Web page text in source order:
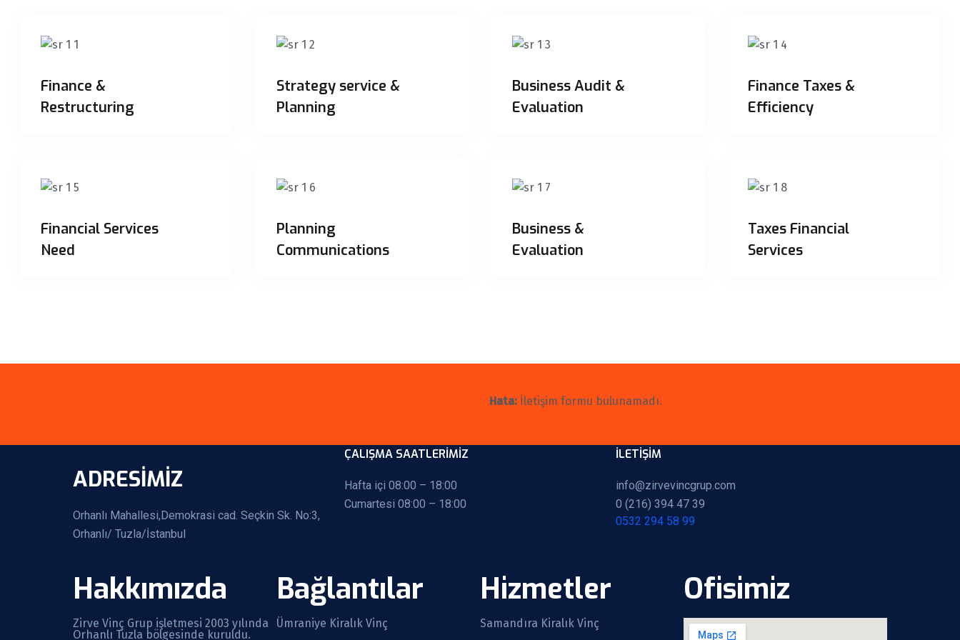
Finance &
Restructuring
Strategy service &
Planning
Business Audit &
Evaluation
Finance Taxes &
Efficiency
Financial Services
Need
Planning
Communications
Business &
Evaluation
Taxes Financial
Services
Hata:İletişim formu bulunamadı.
ADRESİMİZ
Orhanlı Mahallesi,Demokrasi cad. Seçkin Sk. No:3,
Orhanlı/ Tuzla/İstanbul
ÇALIŞMA SAATLERİMİZ
Hafta içi 08:00 – 18:00
Cumartesi 08:00 – 18:00
İLETIŞIM
info@zirvevincgrup.com
0 (216) 394 47 39
0532 294 58 99
Hakkımızda
Zirve Vinç Grup işletmesi 2003 yılında
Orhanlı Tuzla bölgesinde kuruldu.
Bağlantılar
Ümraniye Kiralık Vinç
Hizmetler
Samandıra Kiralık Vinç
Ofisimiz